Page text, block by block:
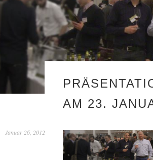
AM 23.
Januar 26, 2012